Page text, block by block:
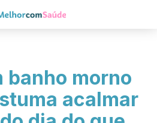
banho morno
acalmar